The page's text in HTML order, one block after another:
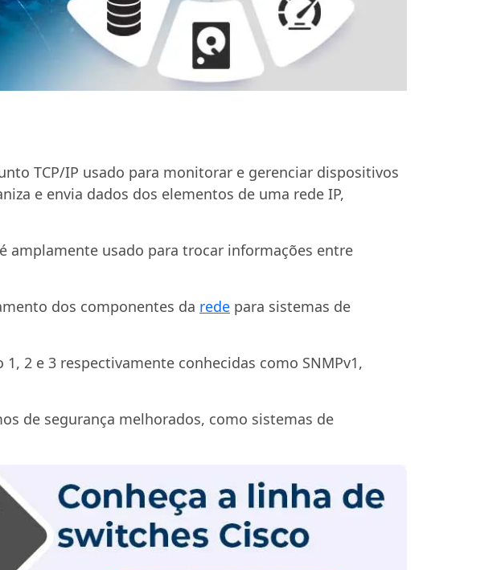
TCP/IP usado para monitorar e gerenciar dispositivos
e envia dados dos elementos de uma rede IP,
amplamente usado para trocar informações entre
dos componentes da rede para sistemas de
2 e 3 respectivamente conhecidas como SNMPv1,
de segurança melhorados, como sistemas de